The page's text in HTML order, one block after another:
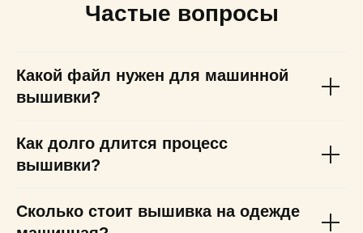
Частые вопросы
Какой файл нужен для машинной
вышивки?
Как долго длится процесс
вышивки?
Сколько стоит вышивка на одежде